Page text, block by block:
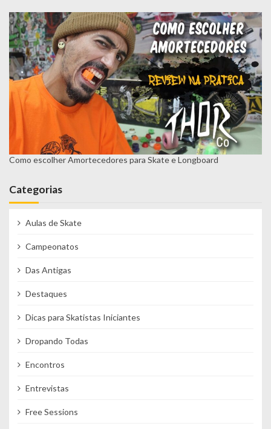
Como escolher Amortecedores para Skate e Longboard
Categorias
Aulas de Skate
Campeonatos
Das Antigas
Destaques
Dicas para Skatistas Iniciantes
Dropando Todas
Encontros
Entrevistas
Free Sessions